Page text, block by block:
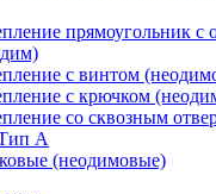
прямоугольник с
с винтом
с крючком
со сквозным
А
(неодимовые)